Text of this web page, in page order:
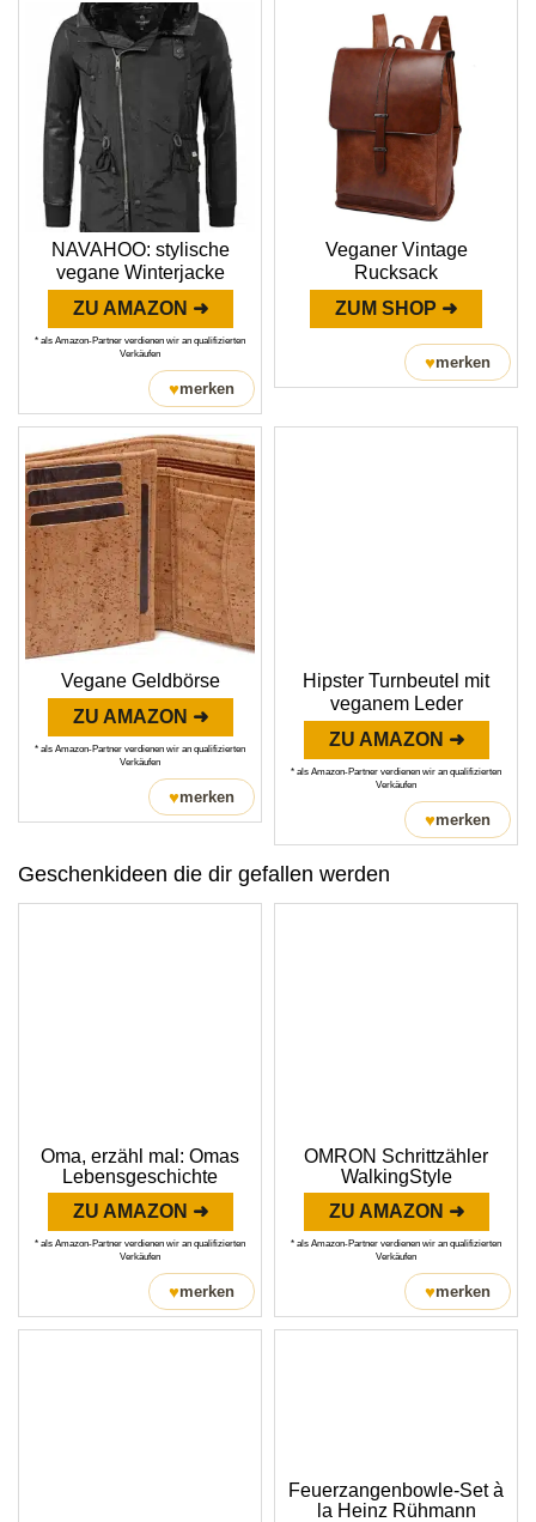
NAVAHOO: stylische
vegane Winterjacke
ZU AMAZON ➜
* als Amazon-Partner verdienen wir an qualifizierten
Verkäufen
♥merken
Veganer Vintage
Rucksack
ZUM SHOP ➜
♥merken
Vegane Geldbörse
ZU AMAZON ➜
* als Amazon-Partner verdienen wir an qualifizierten
Verkäufen
♥merken
Hipster Turnbeutel mit
veganem Leder
ZU AMAZON ➜
* als Amazon-Partner verdienen wir an qualifizierten
Verkäufen
♥merken
Geschenkideen die dir gefallen werden
Oma, erzähl mal: Omas
Lebensgeschichte
ZU AMAZON ➜
* als Amazon-Partner verdienen wir an qualifizierten
Verkäufen
♥merken
OMRON Schrittzähler
WalkingStyle
ZU AMAZON ➜
* als Amazon-Partner verdienen wir an qualifizierten
Verkäufen
♥merken
Feuerzangenbowle-Set à
la Heinz Rühmann